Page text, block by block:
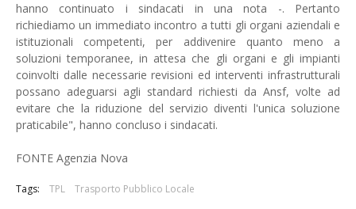
hanno continuato i sindacati in una nota -. Pertanto
richiediamo un immediato incontro a tutti gli organi aziendali e
istituzionali competenti, per addivenire quanto meno a
soluzioni temporanee, in attesa che gli organi e gli impianti
coinvolti dalle necessarie revisioni ed interventi infrastrutturali
possano adeguarsi agli standard richiesti da Ansf, volte ad
evitare che la riduzione del servizio diventi l'unica soluzione
praticabile", hanno concluso i sindacati.
FONTE Agenzia Nova
Tags: TPL Trasporto Pubblico Locale